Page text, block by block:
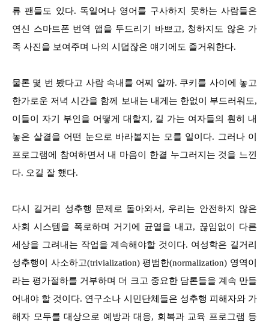
류 팬들도 있다. 독일어나 영어를 구사하지 못하는 사람들은
연신 스마트폰 번역 앱을 두드리기 바쁘고, 청하지도 않은 가
족 사진을 보여주며 나의 시덥잖은 얘기에도 즐거워한다.
물론 몇 번 봤다고 사람 속내를 어찌 알까. 쿠키를 사이에 놓고
한가로운 저녁 시간을 함께 보내는 내게는 한없이 부드러워도,
이들이 자기 부인을 어떻게 대할지, 길 가는 여자들의 훤히 내
놓은 살결을 어떤 눈으로 바라볼지는 모를 일이다. 그러나 이
프로그램에 참여하면서 내 마음이 한결 누그러지는 것을 느낀
다. 오길 잘 했다.
다시 길거리 성추행 문제로 돌아와서, 우리는 안전하지 않은
사회 시스템을 폭로하며 거기에 균열을 내고, 끊임없이 다른
세상을 그려내는 작업을 계속해야할 것이다. 여성학은 길거리
성추행이 사소하고(trivialization) 평범한(normalization) 영역이
라는 평가절하를 거부하며 더 크고 중요한 담론들을 계속 만들
어내야 할 것이다. 연구소나 시민단체들은 성추행 피해자와 가
해자 모두를 대상으로 예방과 대응, 회복과 교육 프로그램 등